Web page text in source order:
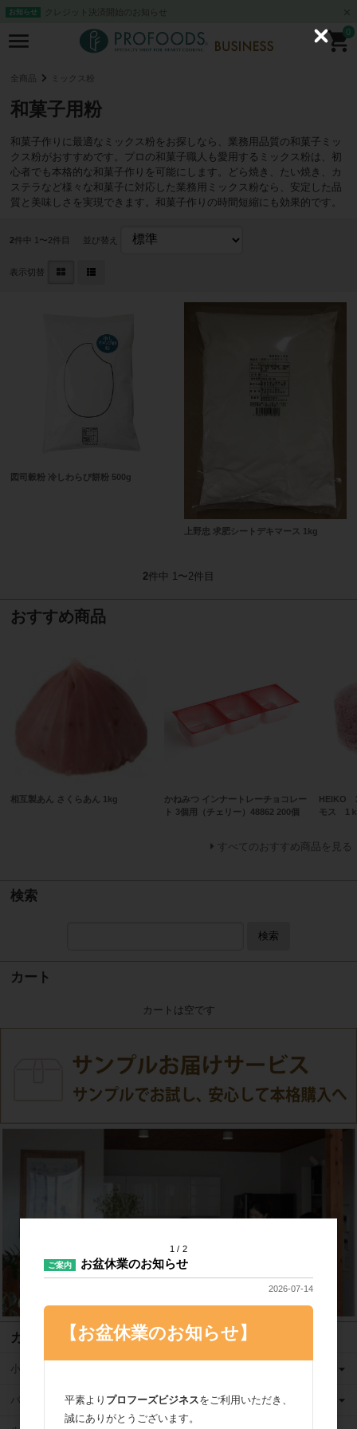
お知らせ クレジット決済開始のお知らせ
0
全商品 ミックス粉
和菓子用粉
和菓子作りに最適なミックス粉をお探しなら、業務用品質の和菓子ミッ
クス粉がおすすめです。プロの和菓子職人も愛用するミックス粉は、初
心者でも本格的な和菓子作りを可能にします。どら焼き、たい焼き、カ
ステラなど様々な和菓子に対応した業務用ミックス粉なら、安定した品
質と美味しさを実現できます。和菓子作りの時間短縮にも効果的です。
2件中 1〜2件目 並び替え
表示切替
図司穀粉 冷しわらび餅粉 500g
上野忠 求肥シートデキマース 1kg
2件中 1〜2件目
おすすめ商品
相互製あん さくらあん 1kg
かねみつ インナートレーチョコレー
ト 3個用（チェリー）48862 200個
HEIKO
モス 1
すべてのおすすめ商品を見る
検索
検索
カート
カートは空です
カテゴリ
小麦粉
バター
1 2
ご案内 お盆休業のお知らせ
2026-07-14
【お盆休業のお知らせ】
平素より プロフーズビジネスをご利用いただき、
誠にありがとうございます。
C